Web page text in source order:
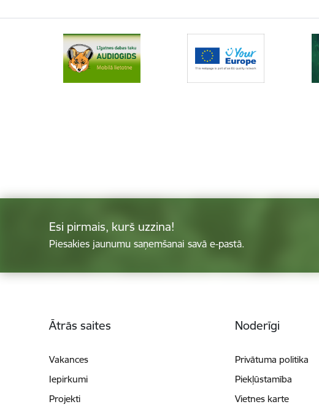
Esi pirmais, kurš uzzina!
Piesakies jaunumu saņemšanai savā e-pastā.
Ātrās saites
Vakances
Iepirkumi
Projekti
Noderīgi
Privātuma politika
Piekļūstamība
Vietnes karte